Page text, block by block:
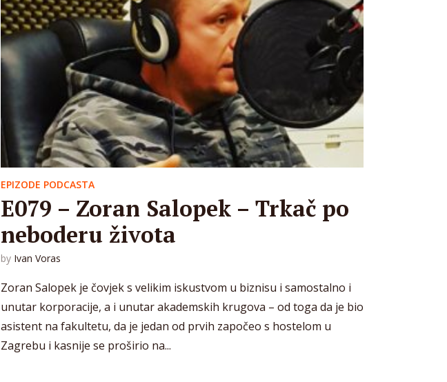
EPIZODE PODCASTA
E079 – Zoran Salopek – Trkač po
neboderu života
by Ivan Voras
Zoran Salopek je čovjek s velikim iskustvom u biznisu i samostalno i
unutar korporacije, a i unutar akademskih krugova – od toga da je bio
asistent na fakultetu, da je jedan od prvih započeo s hostelom u
Zagrebu i kasnije se proširio na...